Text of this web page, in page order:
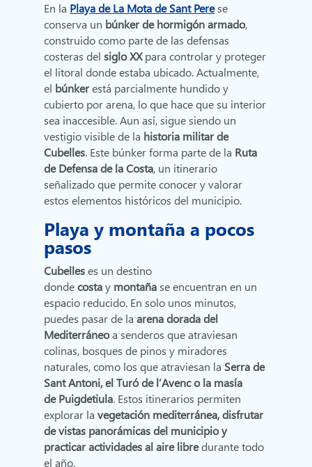
En la Playa de La Mota de Sant Perese
conserva un búnker de hormigón armado,
construido como parte de las defensas
costeras delsiglo XXpara controlar y proteger
el litoral donde estaba ubicado. Actualmente,
el búnkerestá parcialmente hundido y
cubierto por arena, lo que hace que su interior
sea inaccesible. Aun así, sigue siendo un
vestigio visible de la historia militar de
Cubelles. Este búnker forma parte de la Ruta
de Defensa de la Costa, un itinerario
señalizado que permite conocer y valorar
estos elementos históricos del municipio.
Playa y montaña a pocos
pasos
Cubelleses un destino
dondecostay montañase encuentran en un
espacio reducido. En solo unos minutos,
puedes pasar de la arena dorada del
Mediterráneoa senderos que atraviesan
colinas, bosques de pinos y miradores
naturales, como los que atraviesan la Serra de
Sant Antoni, el Turó de l’Avenc o la masía
de Puigdetiula. Estos itinerarios permiten
explorar lavegetación mediterránea, disfrutar
de vistas panorámicas del municipio y
practicar actividades al aire libredurante todo
el año.